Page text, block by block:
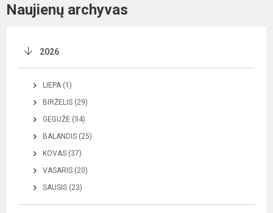
Naujienų archyvas
2026
LIEPA (1)
BIRŽELIS (29)
GEGUŽĖ (34)
BALANDIS (25)
KOVAS (37)
VASARIS (20)
SAUSIS (23)